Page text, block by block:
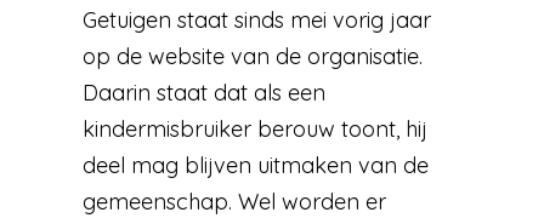
Getuigen staat sinds mei vorig jaar
op de website van de organisatie.
Daarin staat dat als een
kindermisbruiker berouw toont, hij
deel mag blijven uitmaken van de
gemeenschap. Wel worden er